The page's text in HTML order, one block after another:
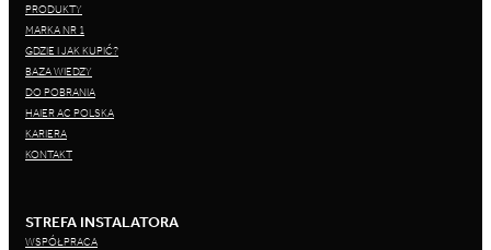
PRODUKTY
MARKA NR 1
GDZIE I JAK KUPIĆ?
BAZA WIEDZY
DO POBRANIA
HAIER AC POLSKA
KARIERA
KONTAKT
STREFA INSTALATORA
WSPÓŁPRACA